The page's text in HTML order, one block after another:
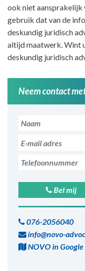
ook niet aansprakelijk
gebruik dat van de
deskundig juridisch
altijd maatwerk. Wint
deskundig juridisch
Neem contact
Bel mij
076-2056040
info@novo-
NOVO in Google